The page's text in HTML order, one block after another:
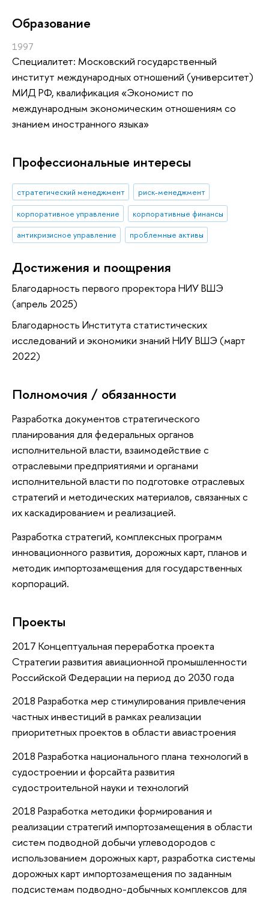
Oбразование
1997
Специалитет: Московский государственный
институт международных отношений (университет)
МИД РФ, квалификация «Экономист по
международным экономическим отношениям со
знанием иностранного языка»
Профессиональные интересы
стратегический менеджмент
риск-менеджмент
корпоративное управление
корпоративные финансы
антикризисное управление
проблемные активы
Достижения и поощрения
Благодарность первого проректора НИУ ВШЭ
(апрель 2025)
Благодарность Института статистических
исследований и экономики знаний НИУ ВШЭ (март
2022)
Полномочия / обязанности
Разработка документов стратегического
планирования для федеральных органов
исполнительной власти, взаимодействие с
отраслевыми предприятиями и органами
исполнительной власти по подготовке отраслевых
стратегий и методических материалов, связанных с
их каскадированием и реализацией.
Разработка стратегий, комплексных программ
инновационного развития, дорожных карт, планов и
методик импортозамещения для государственных
корпораций.
Проекты
2017 Концептуальная переработка проекта
Стратегии развития авиационной промышленности
Российской Федерации на период до 2030 года
2018 Разработка мер стимулирования привлечения
частных инвестиций в рамках реализации
приоритетных проектов в области авиастроения
2018 Разработка национального плана технологий в
судостроении и форсайта развития
судостроительной науки и технологий
2018 Разработка методики формирования и
реализации стратегий импортозамещения в области
систем подводной добычи углеводородов с
использованием дорожных карт, разработка системы
дорожных карт импортозамещения по заданным
подсистемам подводно-добычных комплексов для